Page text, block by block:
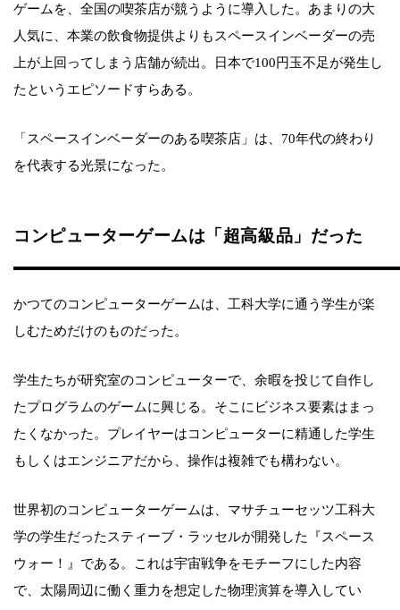
ゲームを、全国の喫茶店が競うように導入した。あまりの大
人気に、本業の飲食物提供よりもスペースインベーダーの売
上が上回ってしまう店舗が続出。日本で100円玉不足が発生し
たというエピソードすらある。
「スペースインベーダーのある喫茶店」は、70年代の終わり
を代表する光景になった。
コンピューターゲームは「超高級品」だった
かつてのコンピューターゲームは、工科大学に通う学生が楽
しむためだけのものだった。
学生たちが研究室のコンピューターで、余暇を投じて自作し
たプログラムのゲームに興じる。そこにビジネス要素はまっ
たくなかった。プレイヤーはコンピューターに精通した学生
もしくはエンジニアだから、操作は複雑でも構わない。
世界初のコンピューターゲームは、マサチューセッツ工科大
学の学生だったスティーブ・ラッセルが開発した『スペース
ウォー！』である。これは宇宙戦争をモチーフにした内容
で、太陽周辺に働く重力を想定した物理演算を導入してい